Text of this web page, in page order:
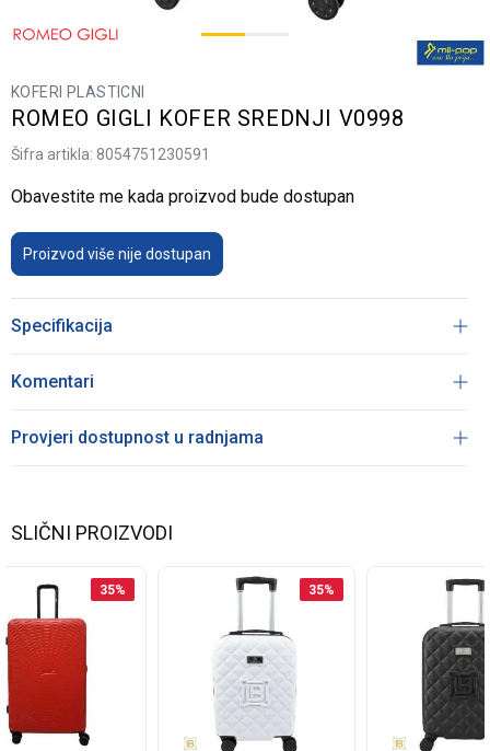
KOFERI PLASTICNI
ROMEO GIGLI KOFER SREDNJI V0998
Šifra artikla: 8054751230591
Obavestite me kada proizvod bude dostupan
Proizvod više nije dostupan
Specifikacija
Komentari
Provjeri dostupnost u radnjama
SLIČNI PROIZVODI
35% 35%